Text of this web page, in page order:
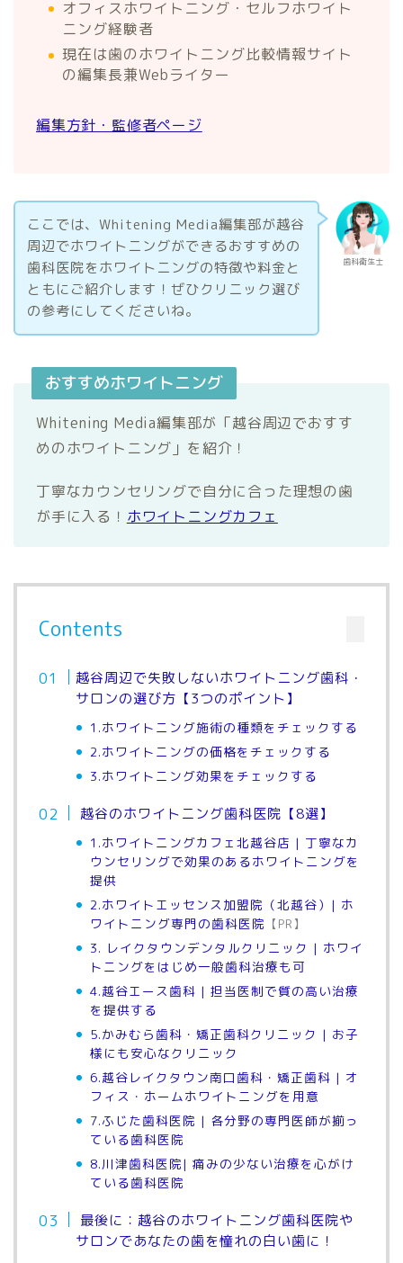
オフィスホワイトニング・セルフホワイト
ニング経験者
現在は歯のホワイトニング比較情報サイト
の編集長兼Webライター
編集方針・監修者ページ
歯科衛生士
ここでは、Whitening Media編集部が越谷
周辺でホワイトニングができるおすすめの
歯科医院をホワイトニングの特徴や料金と
ともにご紹介します！ぜひクリニック選び
の参考にしてくださいね。
おすすめホワイトニング
Whitening Media編集部が「越谷周辺でおすす
めのホワイトニング」を紹介！
丁寧なカウンセリングで自分に合った理想の歯
が手に入る！ ホワイトニングカフェ
Contents
越谷周辺で失敗しないホワイトニング歯科・
サロンの選び方【3つのポイント】
1.ホワイトニング施術の種類をチェックする
2.ホワイトニングの価格をチェックする
3.ホワイトニング効果をチェックする
越谷のホワイトニング歯科医院【8選】
1.ホワイトニングカフェ北越谷店 | 丁寧なカ
ウンセリングで効果のあるホワイトニングを
提供
2.ホワイトエッセンス加盟院（北越谷）| ホ
ワイトニング専門の歯科医院 【PR】
3. レイクタウンデンタルクリニック | ホワイ
トニングをはじめ一般歯科治療も可
4.越谷エース歯科 | 担当医制で質の高い治療
を提供する
5.かみむら歯科・矯正歯科クリニック | お子
様にも安心なクリニック
6.越谷レイクタウン南口歯科・矯正歯科 | オ
フィス・ホームホワイトニングを用意
7.ふじた歯科医院 | 各分野の専門医師が揃っ
ている歯科医院
8.川津歯科医院| 痛みの少ない治療を心がけ
ている歯科医院
最後に：越谷のホワイトニング歯科医院や
サロンであなたの歯を憧れの白い歯に！